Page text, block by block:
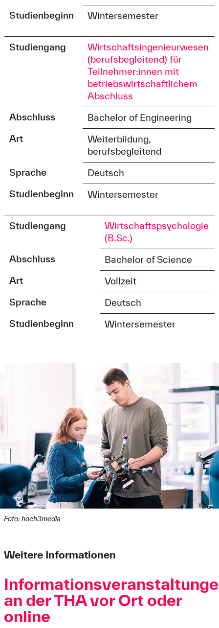
Studienbeginn
Wintersemester
Studiengang
Wirtschaftsingenieurwesen
(berufsbegleitend) für
Teilnehmer:innen mit
betriebswirtschaftlichem
Abschluss
Abschluss
Bachelor of Engineering
Art
Weiterbildung,
berufsbegleitend
Sprache
Deutsch
Studienbeginn
Wintersemester
Studiengang
Wirtschaftspsychologie
(B.Sc.)
Abschluss
Bachelor of Science
Art
Vollzeit
Sprache
Deutsch
Studienbeginn
Wintersemester
Foto: hoch3media
Weitere Informationen
an der THA vor Ort oder
online